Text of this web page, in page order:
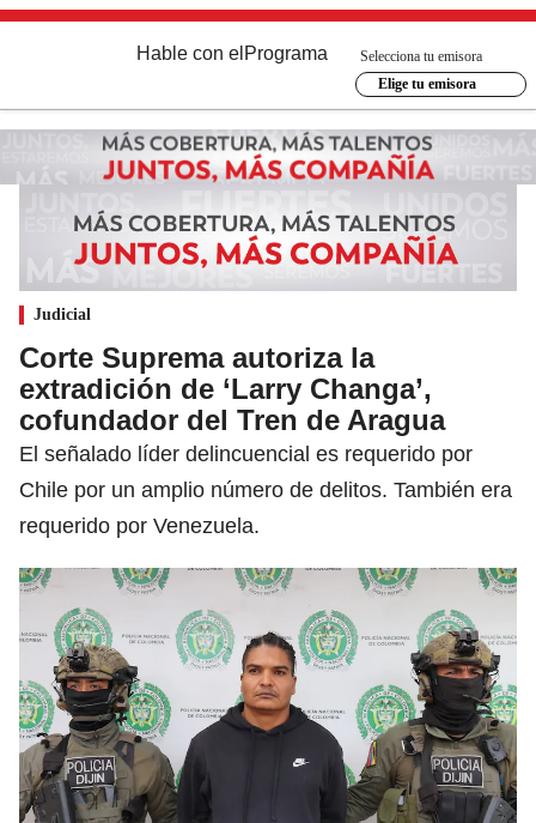
Hable con el Programa
Selecciona tu emisora
Elige tu emisora
Judicial
Corte Suprema autoriza la
extradición de ‘Larry Changa’,
cofundador del Tren de Aragua
El señalado líder delincuencial es requerido por
Chile por un amplio número de delitos. También era
requerido por Venezuela.